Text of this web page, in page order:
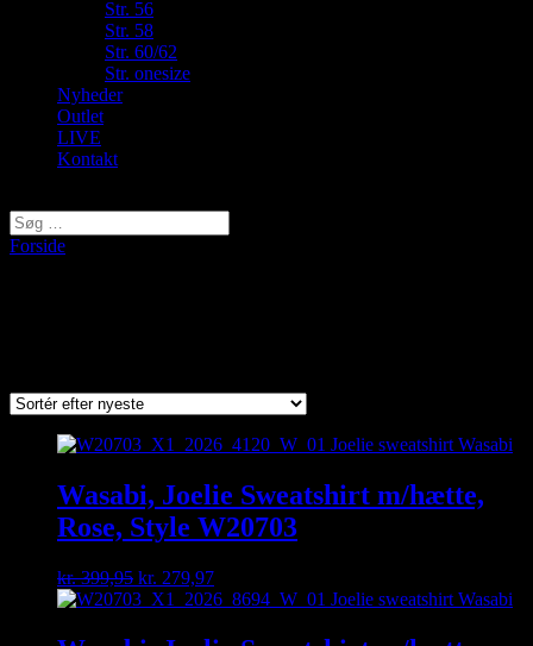
Str. 56
Str. 58
Str. 60/62
Str. onesize
Nyheder
Outlet
LIVE
Kontakt
Forside
latest
Wasabi, Joelie Sweatshirt m/hætte,
Rose, Style W20703
kr.399,95 Original
price
kr. 399,95.
kr. 279,97Current
price
kr. 279,97.